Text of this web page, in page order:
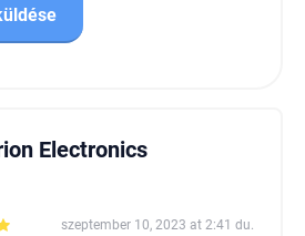
Electronics
szeptember 10, 2023 at 2:41 du.